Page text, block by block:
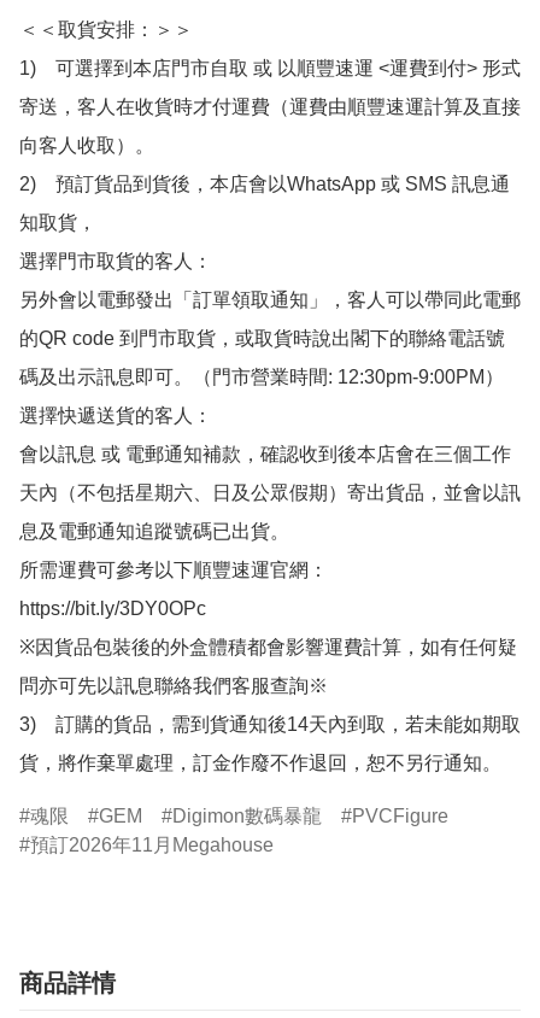
＜＜取貨安排：＞＞
1)　可選擇到本店門市自取 或 以順豐速運 <運費到付> 形式
寄送，客人在收貨時才付運費（運費由順豐速運計算及直接
向客人收取）。
2)　預訂貨品到貨後，本店會以WhatsApp 或 SMS 訊息通
知取貨，
選擇門市取貨的客人：
另外會以電郵發出「訂單領取通知」，客人可以帶同此電郵
的QR code 到門市取貨，或取貨時說出閣下的聯絡電話號
碼及出示訊息即可。（門市營業時間: 12:30pm-9:00PM）
選擇快遞送貨的客人：
會以訊息 或 電郵通知補款，確認收到後本店會在三個工作
天內（不包括星期六、日及公眾假期）寄出貨品，並會以訊
息及電郵通知追蹤號碼已出貨。
所需運費可參考以下順豐速運官網：
https://bit.ly/3DY0OPc
※因貨品包裝後的外盒體積都會影響運費計算，如有任何疑
問亦可先以訊息聯絡我們客服查詢※
3)　訂購的貨品，需到貨通知後14天內到取，若未能如期取
貨，將作棄單處理，訂金作廢不作退回，恕不另行通知。
魂限 GEM Digimon數碼暴龍
PVCFigure
預訂2026年11月Megahouse
商品詳情